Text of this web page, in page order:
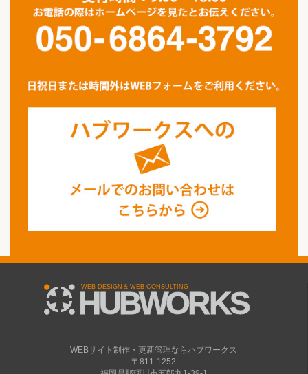
WEBサイト制作・更新管理ならハブワークス
〒811-1252